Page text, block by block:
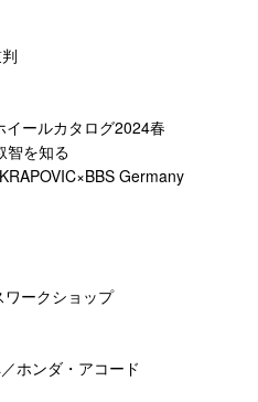
ールカタログ2024春
智を知る
Germany
ークショップ
ホンダ・アコード